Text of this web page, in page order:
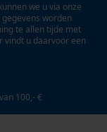
we u via onze
worden
te allen tijde met
vindt u daarvoor een
100,- €